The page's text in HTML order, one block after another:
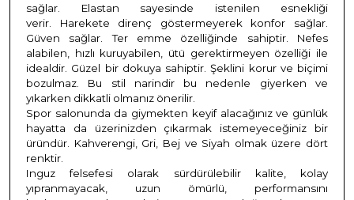
sağlar. Elastan sayesinde istenilen esnekliği
verir. Harekete direnç göstermeyerek konfor sağlar.
Güven sağlar. Ter emme özelliğinde sahiptir. Nefes
alabilen, hızlı kuruyabilen, ütü gerektirmeyen özelliği ile
idealdir. Güzel bir dokuya sahiptir. Şeklini korur ve biçimi
bozulmaz. Bu stil narindir bu nedenle giyerken ve
yıkarken dikkatli olmanız önerilir.
Spor salonunda da giymekten keyif alacağınız ve günlük
hayatta da üzerinizden çıkarmak istemeyeceğiniz bir
üründür. Kahverengi, Gri, Bej ve Siyah olmak üzere dört
renktir.
Inguz felsefesi olarak sürdürülebilir kalite, kolay
yıpranmayacak, uzun ömürlü, performansını